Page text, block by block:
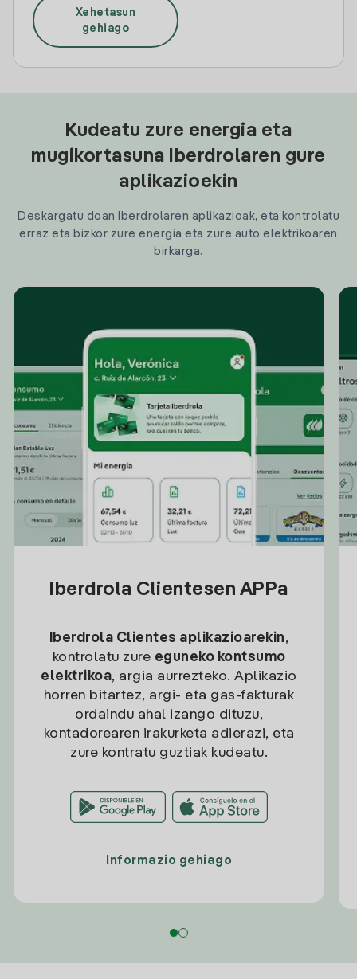
Xehetasun
gehiago
Kudeatu zure energia eta
mugikortasuna Iberdrolaren gure
aplikazioekin
Deskargatu doan Iberdrolaren aplikazioak, eta kontrolatu
erraz eta bizkor zure energia eta zure auto elektrikoaren
birkarga.
Iberdrola Clientesen APPa
Iberdrola Clientes aplikazioarekin,
kontrolatu zure eguneko kontsumo
elektrikoa, argia aurrezteko. Aplikazio
horren bitartez, argi- eta gas-fakturak
ordaindu ahal izango dituzu,
kontadorearen irakurketa adierazi, eta
zure kontratu guztiak kudeatu.
Informazio gehiago